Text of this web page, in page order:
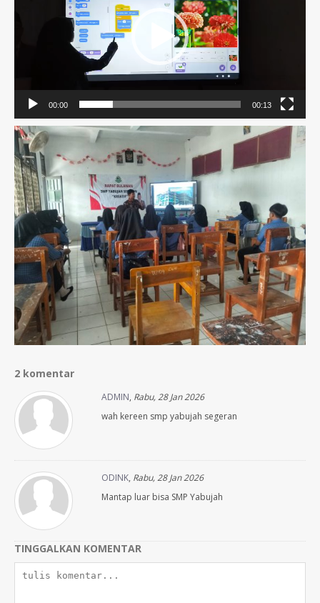
00:00 00:13
2 komentar
ADMIN, Rabu, 28 Jan 2026
wah kereen smp yabujah segeran
ODINK, Rabu, 28 Jan 2026
Mantap luar bisa SMP Yabujah
TINGGALKAN KOMENTAR